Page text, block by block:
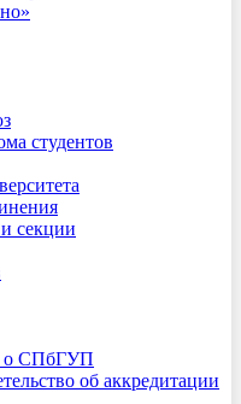
студентов
секции
о СПбГУП
об аккредитации